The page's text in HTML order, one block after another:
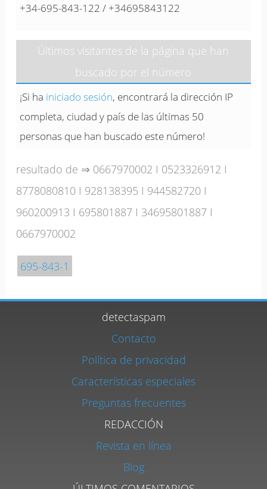
+34-695-843-122 / +34695843122
Últimos visitantes de la página que han
buscado por el número
¡Si ha iniciado sesión, encontrará la dirección IP
completa, ciudad y país de las últimas 50
personas que han buscado este número!
resultado de ⇒ 0667970002 I 0523326912 I
8778080810 I 928138395 I 944582720 I
960200913 I 695801887 I 34695801887 I
0667970002
695-843-1
detectaspam
Contacto
Política de privacidad
Características especiales
Preguntas frecuentes
REDACCIÓN
Revista en línea
Blog